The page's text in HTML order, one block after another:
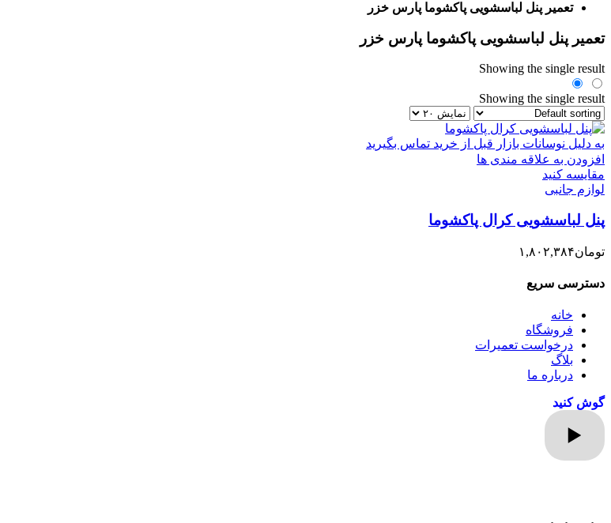
تعمیر پنل لباسشویی پاکشوما پارس خزر
تعمیر پنل لباسشویی پاکشوما پارس خزر
Showing the single result
Showing the single result
به دلیل نوسانات بازار قبل از خرید تماس بگیرید
افزودن به علاقه مندی ها
مقایسه کنید
لوازم جانبی
پنل لباسشویی کرال پاکشوما
تومان۱,۸۰۲,۳۸۴
دسترسی سریع
خانه
فروشگاه
درخواست تعمیرات
بلاگ
درباره ما
گوش کنید